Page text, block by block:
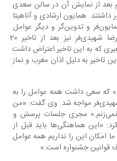
از نمایش آن در سالن سعدی
حضور داشتند. همایون ارشادی و آناهیتا
افشار بازیگران به همراه کارن همایون‌فر و تدوین‌گر و دیگر عوامل
که به این تاخیر اعتراض داشت
اینکه این تاخیر به دلیل اذان مغرب و نماز
که سعی داشت همه عوامل را به
روی سن دعوت کند با مخالفت شهیدی‌فر مواجه شد. وی گفت: «من
بدون حضور عوامل فیلمم حرف نمی‌زنم.» مجری جلسات پرسش و
پاسخ نیز در پاسخ به او عنوان کرد: «این هماهنگی‌ها باید قبل از
صورت می‌گرفت. ما امکان این را نداریم همه عوامل
قوانین جشنواره است.»